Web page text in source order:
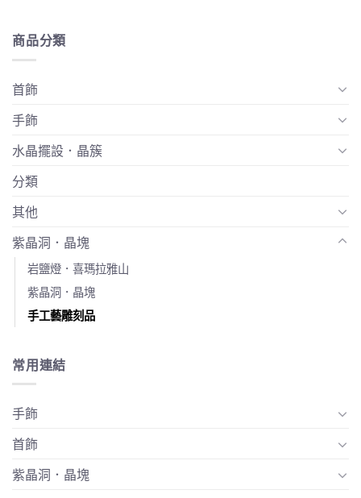
商品分類
首飾
手飾
水晶擺設．晶簇
分類
其他
紫晶洞．晶塊
岩鹽燈．喜瑪拉雅山
紫晶洞．晶塊
手工藝雕刻品
常用連結
手飾
首飾
紫晶洞．晶塊